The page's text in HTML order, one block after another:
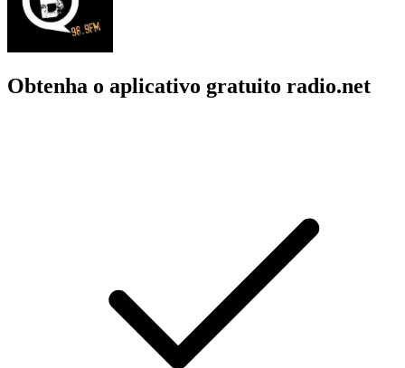
Obtenha o aplicativo gratuito radio.net